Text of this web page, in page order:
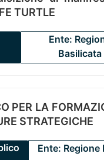
TURTLE
Ente:
Basilicata
PER LA
STRATEGICHE
Ente: Regione